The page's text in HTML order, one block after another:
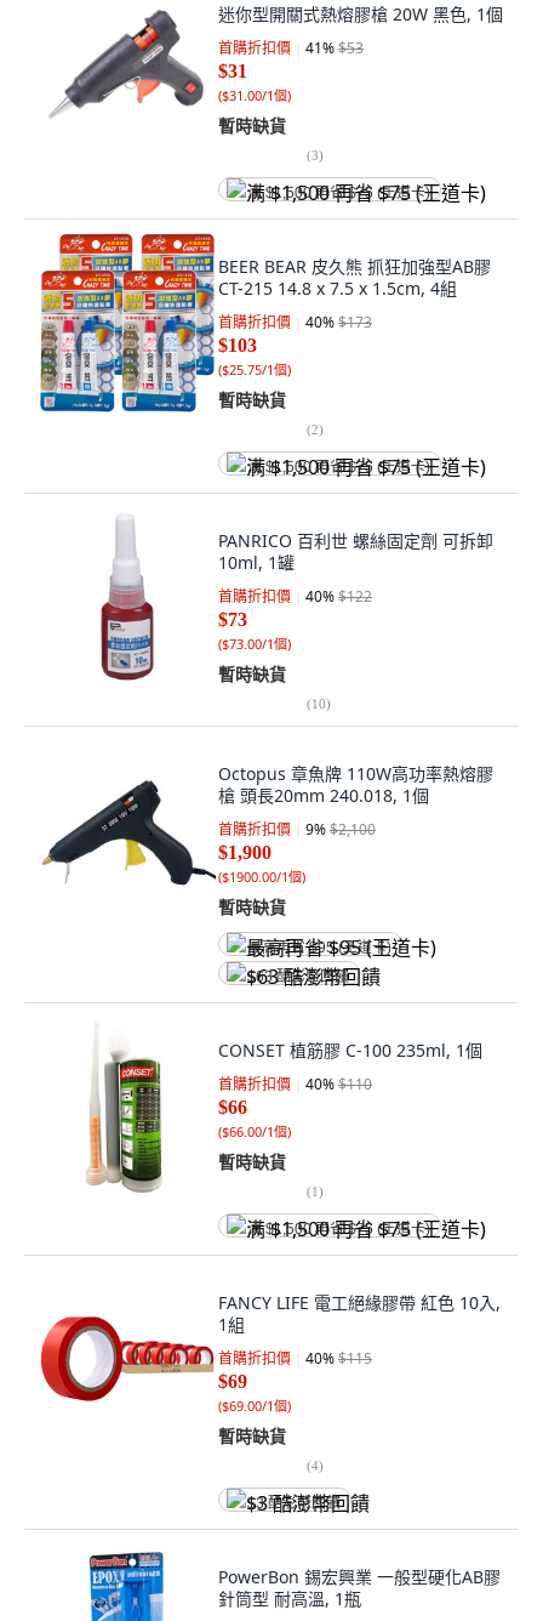
迷你型開關式熱熔膠槍 20W 黑色, 1個
首購折扣價 41%$53
$31
($31.00/1個)
暫時缺貨
(3)
满 $1,500 再省 $75 (王道卡)
BEER BEAR 皮久熊 抓狂加強型AB膠
CT-215 14.8 x 7.5 x 1.5cm, 4組
首購折扣價 40%$173
$103
($25.75/1個)
暫時缺貨
(2)
满 $1,500 再省 $75 (王道卡)
PANRICO 百利世 螺絲固定劑 可拆卸
10ml, 1罐
首購折扣價 40%$122
$73
($73.00/1個)
暫時缺貨
(10)
Octopus 章魚牌 110W高功率熱熔膠
槍 頭長20mm 240.018, 1個
首購折扣價 9%$2,100
$1,900
($1900.00/1個)
暫時缺貨
最高再省 $95 (王道卡)
$63 酷澎幣回饋
CONSET 植筋膠 C-100 235ml, 1個
首購折扣價 40%$110
$66
($66.00/1個)
暫時缺貨
(1)
满 $1,500 再省 $75 (王道卡)
FANCY LIFE 電工絕緣膠帶 紅色 10入,
1組
首購折扣價 40%$115
$69
($69.00/1個)
暫時缺貨
(4)
$3 酷澎幣回饋
PowerBon 錫宏興業 一般型硬化AB膠
針筒型 耐高溫, 1瓶